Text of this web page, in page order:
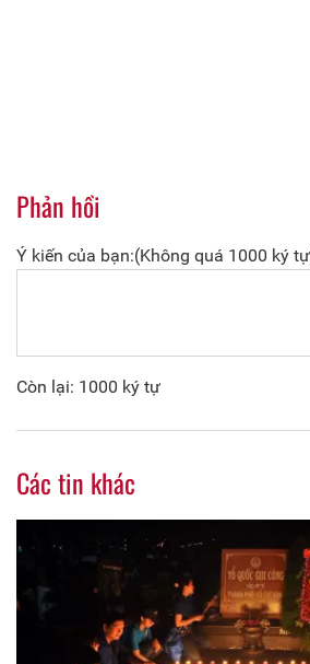
Phản hồi
Ý kiến của bạn:(Không quá 1000 ký
Còn lại: 1000 ký tự
Các tin khác